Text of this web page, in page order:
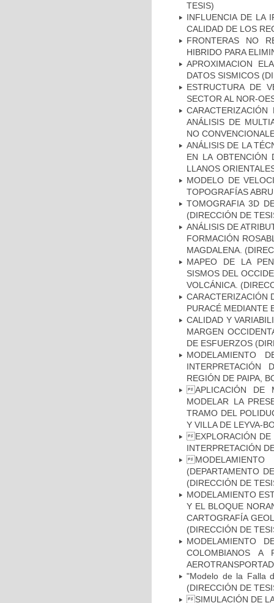
TESIS)
INFLUENCIA DE LA
CALIDAD DE LOS
FRONTERAS NO
HIBRIDO PARA
APROXIMACION
DATOS SISMICOS
ESTRUCTURA DE
SECTOR AL NOR-
ANÁLISIS DE
NO
ANÁLISIS DE LA
EN LA OBTENCIÓN
LLANOS
MODELO DE
TOPOGRAFÍAS
TOMOGRAFIA 3D
(DIRECCIÓN DE
ANÁLISIS DE
FORMACIÓN
MAGDALENA.
MAPEO DE LA
SISMOS DEL
VOLCÁNICA.
CARACTERIZACIÓN
PURACÉ MEDIANTE
CALIDAD Y
MARGEN
DE ESFUERZOS
MODELAMIENTO
INTERPRETACIÓN
REGIÓN DE PAIPA,
APLICACIÓN DE
MODELAR LA
TRAMO DEL
Y VILLA DE LEYVA-
EXPLORACIÓN DE
INTERPRETACIÓN
MODELAMIENTO
(DEPARTAMENTO
(DIRECCIÓN DE
MODELAMIENTO
Y EL BLOQUE
CARTOGRAFÍA
(DIRECCIÓN DE
MODELAMIENTO
COLOMBIANOS A
"Modelo de la Falla
(DIRECCIÓN DE
SIMULACIÓN DE LA